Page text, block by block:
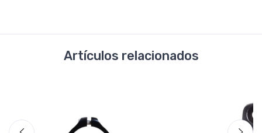
Artículos relacionados